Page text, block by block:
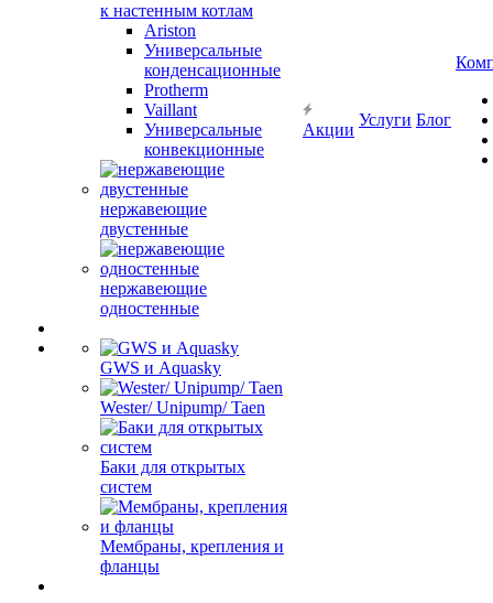
к настенным котлам
Ariston
Универсальные
конденсационные
Protherm
Vaillant
Универсальные
конвекционные
нержавеющие
двустенные
нержавеющие
одностенные
GWS и Aquasky
Wester/ Unipump/ Taen
Баки для открытых
систем
Мембраны, крепления и
фланцы
Акции
Услуги Блог